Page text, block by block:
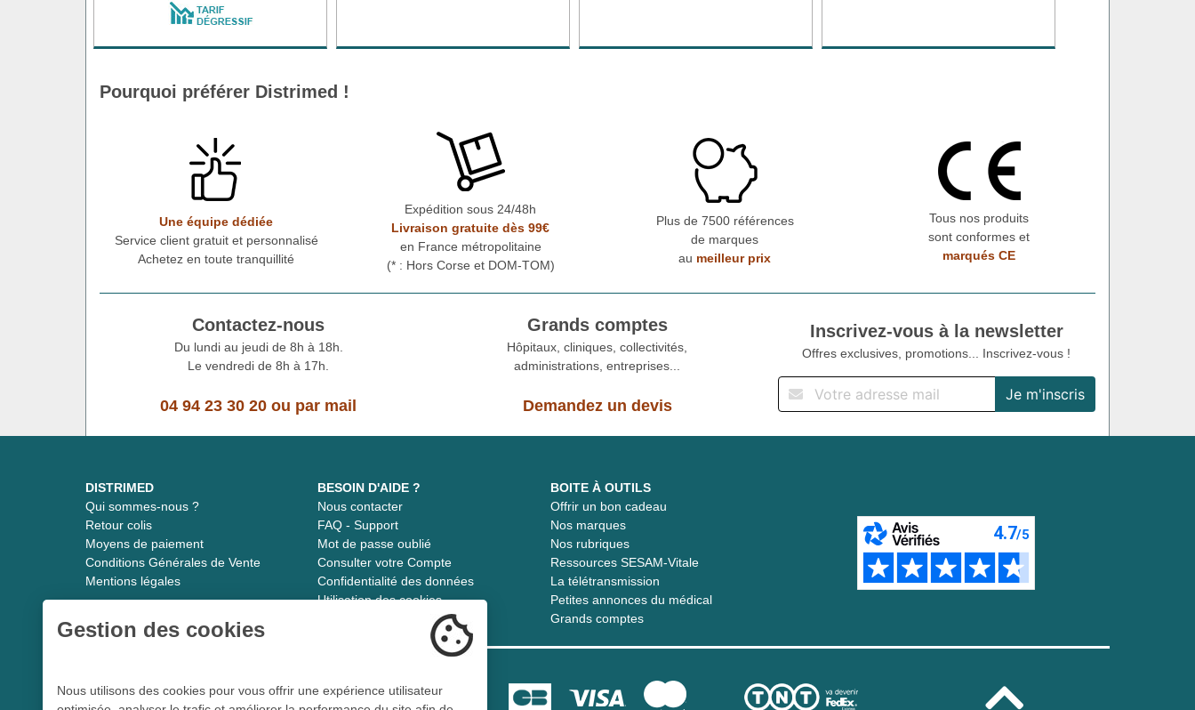
Pourquoi préférer Distrimed !
Une équipe dédiée
Service client gratuit et personnalisé
Achetez en toute tranquillité
Expédition sous 24/48h
Livraison gratuite dès 99€
en France métropolitaine
(* : Hors Corse et DOM-TOM)
Plus de 7500 références
de marques
au meilleur prix
Tous nos produits
sont conformes et
marqués CE
Contactez-nous
Du lundi au jeudi de 8h à 18h.
Le vendredi de 8h à 17h.
04 94 23 30 20 ou par mail
Grands comptes
Hôpitaux, cliniques, collectivités,
administrations, entreprises...
Demandez un devis
Inscrivez-vous à la newsletter
Offres exclusives, promotions... Inscrivez-vous !
DISTRIMED
Qui sommes-nous ?
Retour colis
Moyens de paiement
Conditions Générales de Vente
Mentions légales
BESOIN D'AIDE ?
Nous contacter
FAQ - Support
Mot de passe oublié
Consulter votre Compte
Confidentialité des données
Utilisation des cookies
BOITE À OUTILS
Offrir un bon cadeau
Nos marques
Nos rubriques
Ressources SESAM-Vitale
La télétransmission
Petites annonces du médical
Grands comptes
Distrimed.com 1989 - 2026
Gestion des cookies
Nous utilisons des cookies pour vous offrir une expérience utilisateur